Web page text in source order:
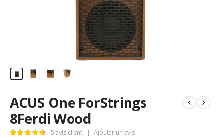
ACUS One ForStrings
8Ferdi Wood
5 avis client | Ajouter un avis